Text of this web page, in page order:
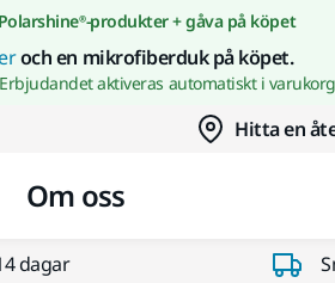
till innehålletprodukter + gåva på köpet
och en mikrofiberduk på köpet.
aktiveras automatiskt i
Hitta en
Om oss
dagar